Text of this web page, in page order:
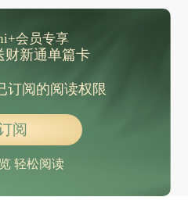
会员专享
财新通单篇卡
订阅的阅读权限
阅
轻松阅读